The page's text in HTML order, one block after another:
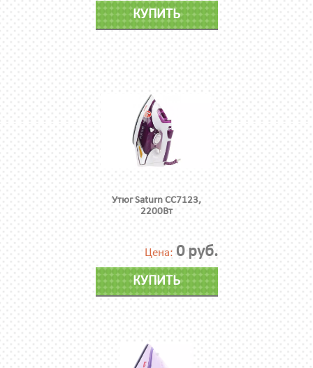
КУПИТЬ
Утюг Saturn CC7123,
2200Вт
Цена: 0 руб.
КУПИТЬ